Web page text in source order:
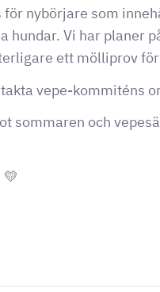
nybörjare som
hundar. Vi har planer
ett mölliprov
vepe-kommiténs
sommaren och